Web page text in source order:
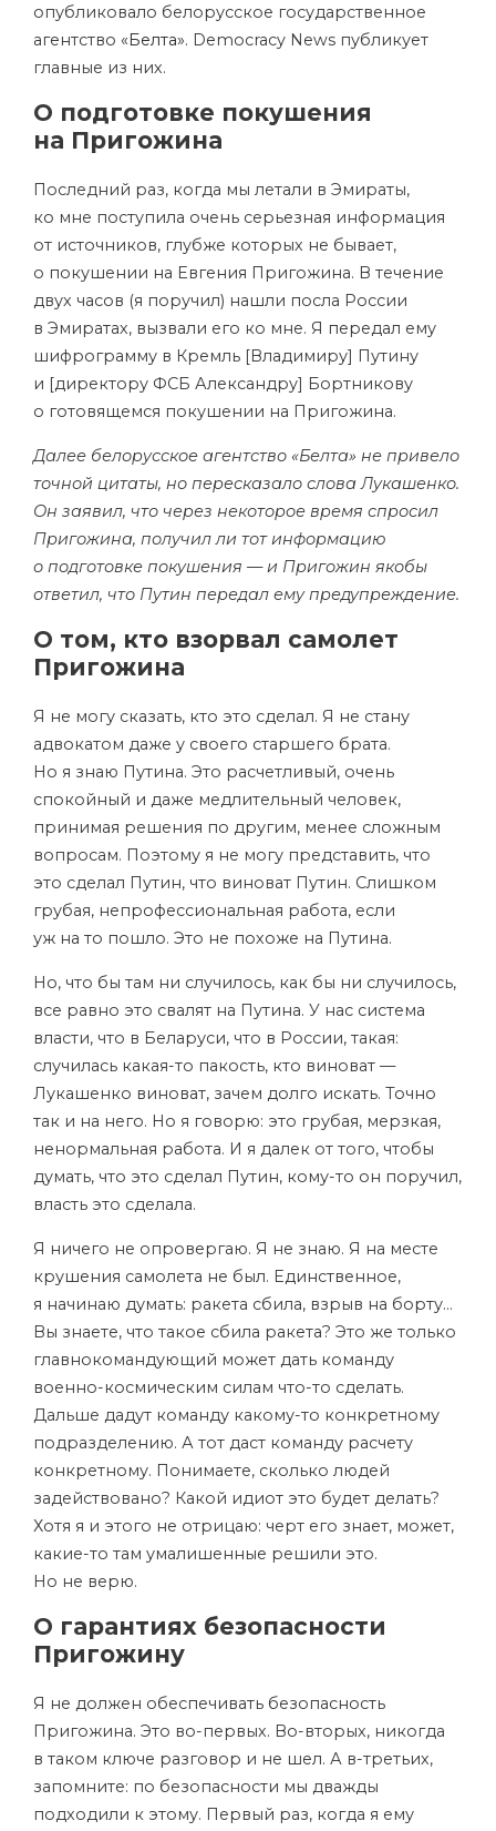
опубликовало белорусское государственное
агентство «Белта». Democracy News публикует
главные из них.
О подготовке покушения
на Пригожина
Последний раз, когда мы летали в Эмираты,
ко мне поступила очень серьезная информация
от источников, глубже которых не бывает,
о покушении на Евгения Пригожина. В течение
двух часов (я поручил) нашли посла России
в Эмиратах, вызвали его ко мне. Я передал ему
шифрограмму в Кремль [Владимиру] Путину
и [директору ФСБ Александру] Бортникову
о готовящемся покушении на Пригожина.
Далее белорусское агентство «Белта» не привело
точной цитаты, но пересказало слова Лукашенко.
Он заявил, что через некоторое время спросил
Пригожина, получил ли тот информацию
о подготовке покушения — и Пригожин якобы
ответил, что Путин передал ему предупреждение.
О том, кто взорвал самолет
Пригожина
Я не могу сказать, кто это сделал. Я не стану
адвокатом даже у своего старшего брата.
Но я знаю Путина. Это расчетливый, очень
спокойный и даже медлительный человек,
принимая решения по другим, менее сложным
вопросам. Поэтому я не могу представить, что
это сделал Путин, что виноват Путин. Слишком
грубая, непрофессиональная работа, если
уж на то пошло. Это не похоже на Путина.
Но, что бы там ни случилось, как бы ни случилось,
все равно это свалят на Путина. У нас система
власти, что в Беларуси, что в России, такая:
случилась какая-то пакость, кто виноват —
Лукашенко виноват, зачем долго искать. Точно
так и на него. Но я говорю: это грубая, мерзкая,
ненормальная работа. И я далек от того, чтобы
думать, что это сделал Путин, кому-то он поручил,
власть это сделала.
Я ничего не опровергаю. Я не знаю. Я на месте
крушения самолета не был. Единственное,
я начинаю думать: ракета сбила, взрыв на борту…
Вы знаете, что такое сбила ракета? Это же только
главнокомандующий может дать команду
военно-космическим силам что-то сделать.
Дальше дадут команду какому-то конкретному
подразделению. А тот даст команду расчету
конкретному. Понимаете, сколько людей
задействовано? Какой идиот это будет делать?
Хотя я и этого не отрицаю: черт его знает, может,
какие-то там умалишенные решили это.
Но не верю.
О гарантиях безопасности
Пригожину
Я не должен обеспечивать безопасность
Пригожина. Это во-первых. Во-вторых, никогда
в таком ключе разговор и не шел. А в-третьих,
запомните: по безопасности мы дважды
подходили к этому. Первый раз, когда я ему